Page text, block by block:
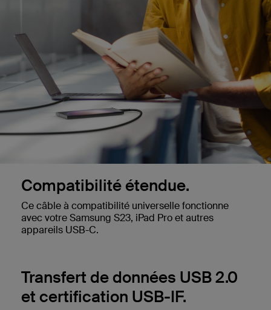
Compatibilité étendue.
Ce câble à compatibilité universelle fonctionne
avec votre Samsung S23, iPad Pro et autres
appareils USB-C.
Transfert de données USB 2.0
et certification USB-IF.